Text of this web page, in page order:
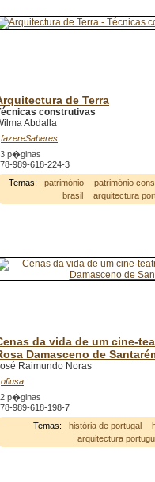
de Terra
construtivas
Abdalla
fazereSaberes
p�ginas
989-618-224-3
Temas:
património património
brasil
arquitectura
da vida de um cine-
Damasceno de
Raimundo Noras
ofiusa
p�ginas
989-618-198-7
Temas:
história de portugal
arquitectura